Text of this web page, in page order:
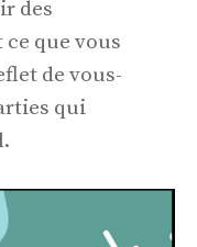
des
que vous
de vous-
qui